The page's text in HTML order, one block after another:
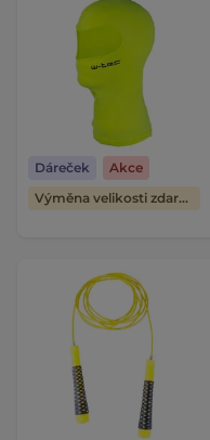
Dáreček
Akce
Výměna velikosti zdarma